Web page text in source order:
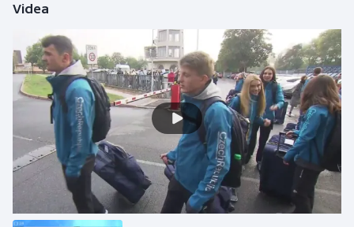
Krasobruslení
Lezení
Lyže a snowboard
Moderní pětiboj
Motorsport
Olympijské hry
Videa